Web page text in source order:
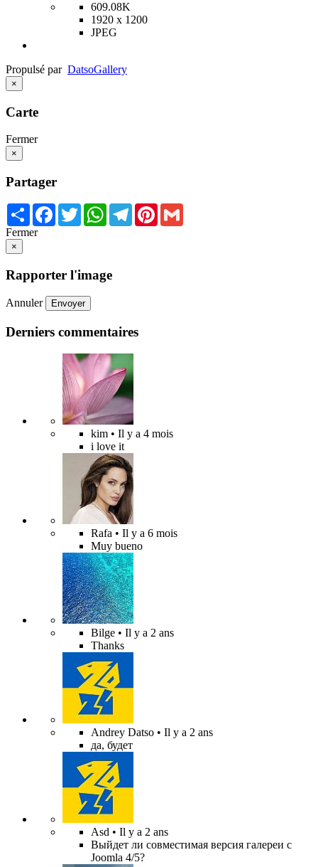
609.08K
1920 x 1200
JPEG
Propulsé par DatsoGallery
×
Carte
Fermer
×
Partager
Share Facebook
TwitterWhatsApp
TelegramPinterest
Fermer
×
Rapporter l'image
Annuler Envoyer
Derniers commentaires
kim • Il y a 4 mois
i love it
Rafa • Il y a 6 mois
Muy bueno
Bilge • Il y a 2 ans
Thanks
Andrey Datso • Il y a 2 ans
да, будет
Asd • Il y a 2 ans
Выйдет ли совместимая версия галереи с
Joomla 4/5?